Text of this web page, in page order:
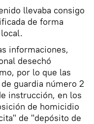
llevaba consigo
de forma
informaciones,
desechó
por lo que las
guardia número 2
instrucción, en los
de homicidio
de "depósito de